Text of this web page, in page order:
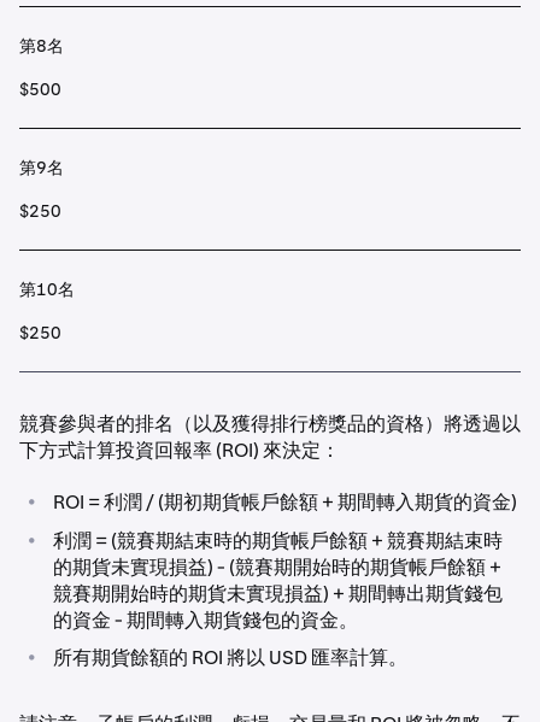
第8名
$500
第9名
$250
第10名
$250
競賽參與者的排名（以及獲得排行榜獎品的資格）將透過以
下方式計算投資回報率 (ROI) 來決定：
• ROI = 利潤 / (期初期貨帳戶餘額 + 期間轉入期貨的資金)
•
利潤 = (競賽期結束時的期貨帳戶餘額 + 競賽期結束時
的期貨未實現損益) - (競賽期開始時的期貨帳戶餘額 +
競賽期開始時的期貨未實現損益) + 期間轉出期貨錢包
的資金 - 期間轉入期貨錢包的資金。
• 所有期貨餘額的 ROI 將以 USD 匯率計算。